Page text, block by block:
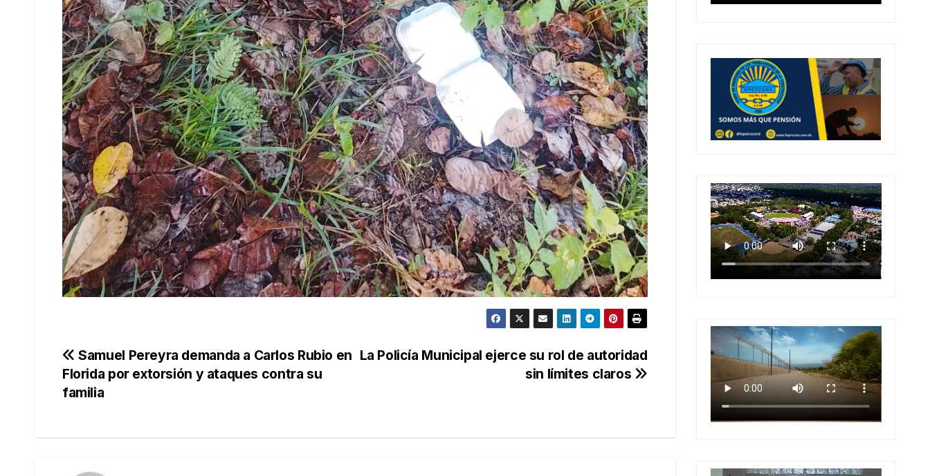
Navegación
de
La Policía Municipal ejerce su rol de autoridad
sin límites claros
Samuel Pereyra demanda a Carlos Rubio en
Florida por extorsión y ataques contra su
familia